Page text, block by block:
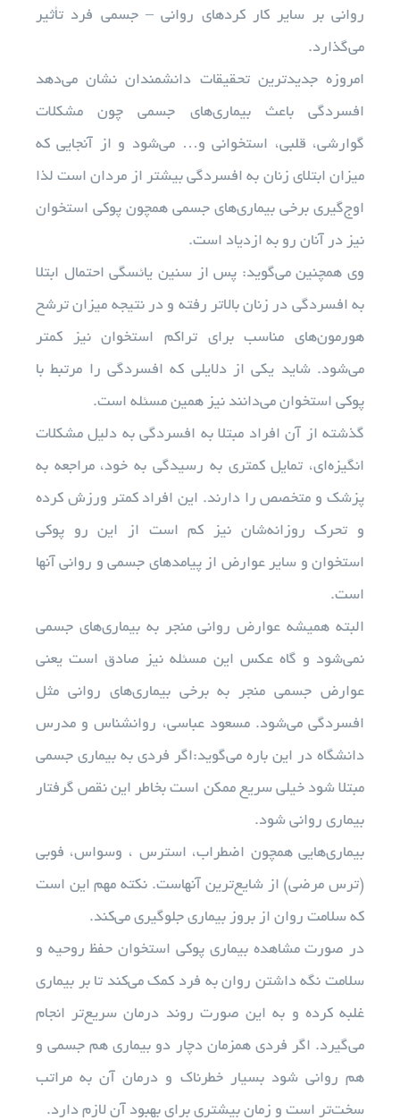
روانی بر سایر کار کردهای روانی – جسمی فرد تأثیر
می‌گذارد.
امروزه جدیدترین تحقیقات دانشمندان نشان می‌دهد
افسردگی باعث بیماری‌های جسمی چون مشکلات
گوارشی، قلبی، استخوانی و… می‌شود و از آنجایی که
میزان ابتلای زنان به افسردگی بیشتر از مردان است لذا
اوج‌گیری برخی بیماری‌های جسمی همچون پوکی استخوان
نیز در آنان رو به ازدیاد است.
وی همچنین می‌گوید: پس از سنین یائسگی احتمال ابتلا
به افسردگی در زنان بالاتر رفته و در نتیجه میزان ترشح
هورمون‌های مناسب برای تراکم استخوان نیز کمتر
می‌شود. شاید یکی از دلایلی که افسردگی را مرتبط با
پوکی استخوان می‌دانند نیز همین مسئله است.
گذشته از آن افراد مبتلا به افسردگی به دلیل مشکلات
انگیزه‌ای، تمایل کمتری به رسیدگی به خود، مراجعه به
پزشک و متخصص را دارند. این افراد کمتر ورزش کرده
و تحرک روزانه‌شان نیز کم است از این رو پوکی
استخوان و سایر عوارض از پیامدهای جسمی و روانی آنها
است.
البته همیشه عوارض روانی منجر به بیماری‌های جسمی
نمی‌شود و گاه عکس این مسئله نیز صادق است یعنی
عوارض جسمی منجر به برخی بیماری‌های روانی مثل
افسردگی می‌شود. مسعود عباسی، روانشناس و مدرس
دانشگاه در این باره می‌گوید:اگر فردی به بیماری جسمی
مبتلا شود خیلی سریع ممکن است بخاطر این نقص گرفتار
بیماری روانی شود.
بیماری‌هایی همچون اضطراب، استرس ، وسواس، فوبی
(ترس مرضی) از شایع‌ترین آنهاست. نکته مهم این است
که سلامت روان از بروز بیماری جلوگیری می‌کند.
در صورت مشاهده بیماری پوکی استخوان حفظ روحیه و
سلامت نگه داشتن روان به فرد کمک می‌کند تا بر بیماری
غلبه کرده و به این صورت روند درمان سریع‌تر انجام
می‌گیرد. اگر فردی همزمان دچار دو بیماری هم جسمی و
هم روانی شود بسیار خطرناک و درمان آن به مراتب
سخت‌تر است و زمان بیشتری برای بهبود آن لازم دارد.